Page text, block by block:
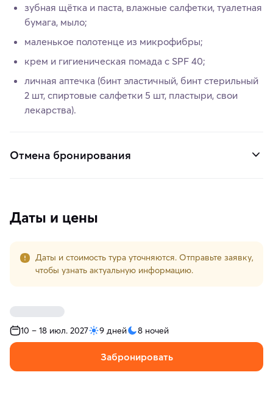
зубная щётка и паста, влажные салфетки, туалетная
бумага, мыло;
маленькое полотенце из микрофибры;
крем и гигиеническая помада с SPF 40;
личная аптечка (бинт эластичный, бинт стерильный
2 шт, спиртовые салфетки 5 шт, пластыри, свои
лекарства).
Отмена бронирования
Даты и цены
Даты и стоимость тура уточняются. Отправьте заявку,
чтобы узнать актуальную информацию.
10 – 18 июл. 2027 9 дней 8 ночей
Забронировать